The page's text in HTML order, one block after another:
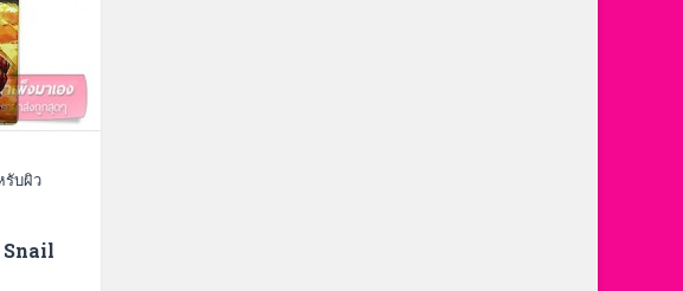
บผิว